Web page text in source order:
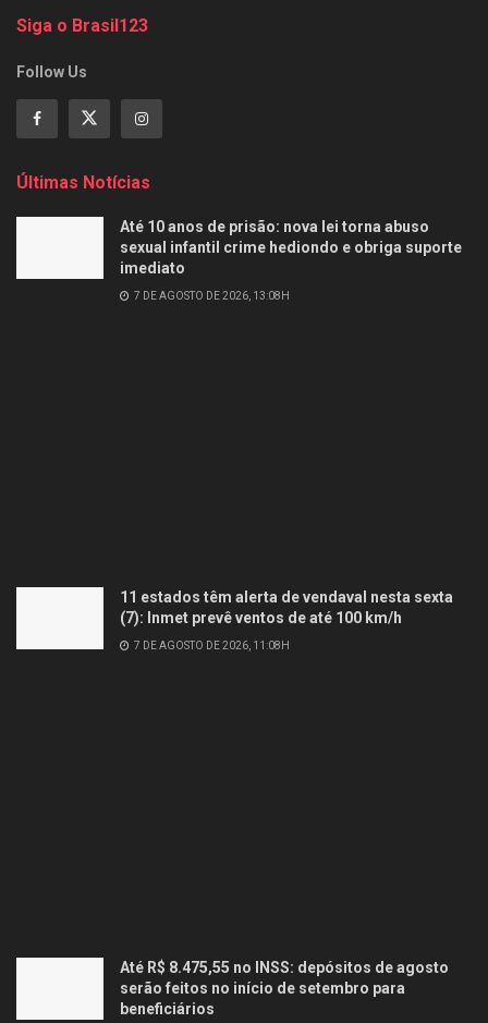
Siga o Brasil123
Follow Us
Últimas Notícias
Até 10 anos de prisão: nova lei torna abuso
sexual infantil crime hediondo e obriga suporte
imediato
7 DE AGOSTO DE 2026, 13:08H
11 estados têm alerta de vendaval nesta sexta
(7): Inmet prevê ventos de até 100 km/h
7 DE AGOSTO DE 2026, 11:08H
Até R$ 8.475,55 no INSS: depósitos de agosto
serão feitos no início de setembro para
beneficiários